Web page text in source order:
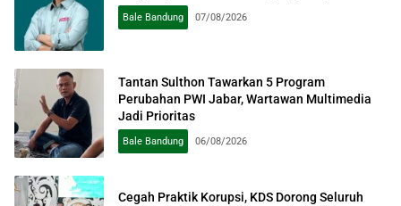
Bale Bandung 07/08/2026
Tantan Sulthon Tawarkan 5 Program
Perubahan PWI Jabar, Wartawan Multimedia
Jadi Prioritas
Bale Bandung 06/08/2026
Cegah Praktik Korupsi, KDS Dorong Seluruh